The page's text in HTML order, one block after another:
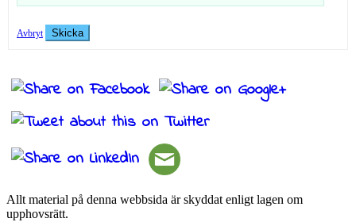
Avbryt Skicka
Allt material på denna webbsida är skyddat enligt lagen om
upphovsrätt.